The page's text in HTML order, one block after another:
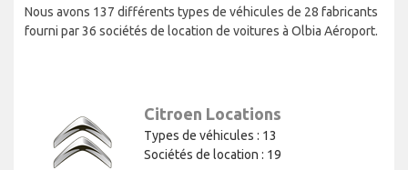
Nous avons 137 différents types de véhicules de 28 fabricants
fourni par 36 sociétés de location de voitures à Olbia Aéroport.
Citroen Locations
Types de véhicules : 13
Sociétés de location : 19